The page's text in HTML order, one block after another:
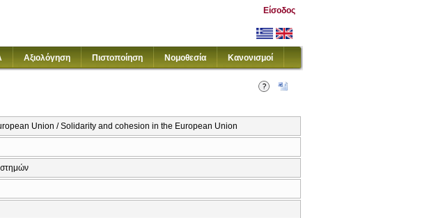
Είσοδος
Αξιολόγηση Πιστοποίηση Νομοθεσία Κανονισμοί
Union / Solidarity and cohesion in the European Union